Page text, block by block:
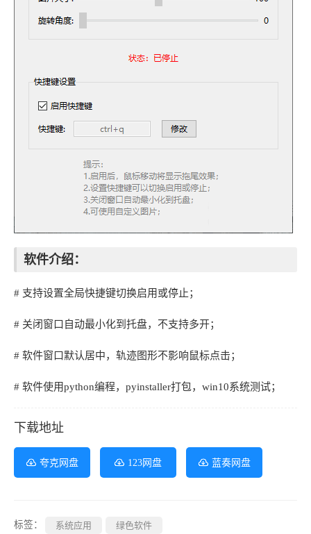
软件介绍：
# 支持设置全局快捷键切换启用或停止；
# 关闭窗口自动最小化到托盘，不支持多开；
# 软件窗口默认居中，轨迹图形不影响鼠标点击；
# 软件使用python编程，pyinstaller打包，win10系统测试；
下载地址
夸克网盘 123网盘 蓝奏网盘
标签： 系统应用 绿色软件